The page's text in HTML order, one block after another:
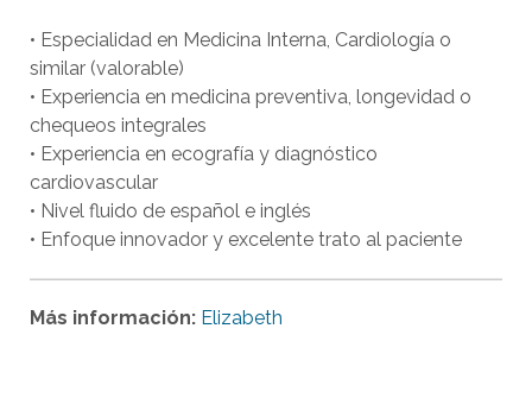
• Especialidad en Medicina Interna, Cardiología o
similar (valorable)
• Experiencia en medicina preventiva, longevidad o
chequeos integrales
• Experiencia en ecografía y diagnóstico
cardiovascular
• Nivel fluido de español e inglés
• Enfoque innovador y excelente trato al paciente
Más información: Elizabeth